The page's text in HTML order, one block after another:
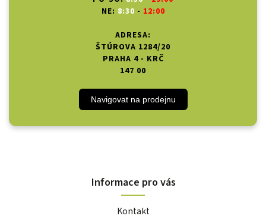
NE: 8:30 - 12:00
ADRESA:
ŠTÚROVA 1284/20
PRAHA 4 - KRČ
147 00
Navigovat na prodejnu
Informace pro vás
Kontakt